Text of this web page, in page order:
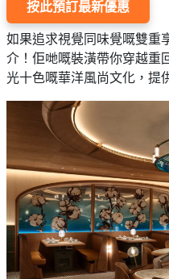
按此預訂最新優惠
如果追求視覺同味覺嘅雙重
介！佢哋嘅裝潢帶你穿越重
光十色嘅華洋風尚文化，提